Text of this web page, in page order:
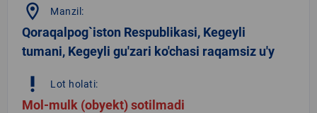
location_on Manzil:
Qoraqalpog`iston Respublikasi, Kegeyli
tumani, Kegeyli gu'zari ko'chasi raqamsiz u'y
priority_high Lot holati:
Mol-mulk (obyekt) sotilmadi